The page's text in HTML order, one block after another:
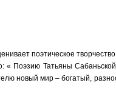
поэтическое творчество
« Поэзию Татьяны
новый мир – богатый,